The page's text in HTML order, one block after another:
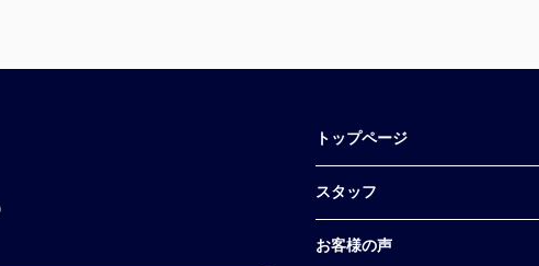
トップページ
スタッフ
お客様の声